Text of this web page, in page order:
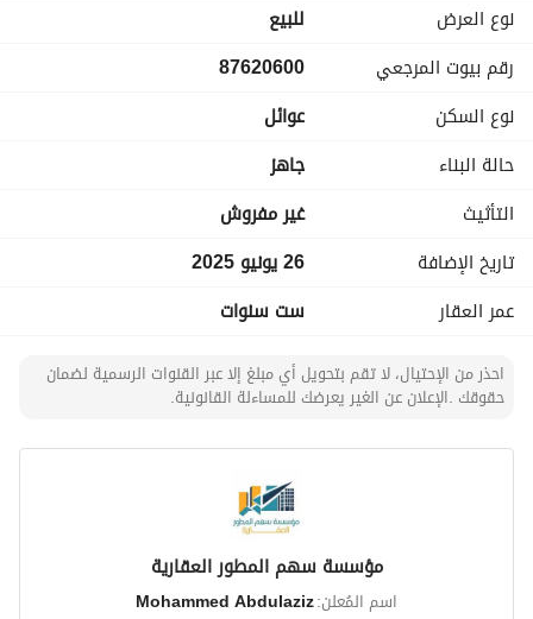
نوع العرض
للبيع
رقم بيوت المرجعي
87620600
نوع السكن
عوائل
حالة البناء
جاهز
التأثيث
غير مفروش
تاريخ الإضافة
26 يونيو 2025
عمر العقار
ست سنوات
احذر من الإحتيال، لا تقم بتحويل أي مبلغ إلا عبر القنوات الرسمية لضمان
حقوقك .الإعلان عن الغير يعرضك للمساءلة القانونية.
مؤسسة سهم المطور العقارية
اسم المُعلن:Mohammed Abdulaziz